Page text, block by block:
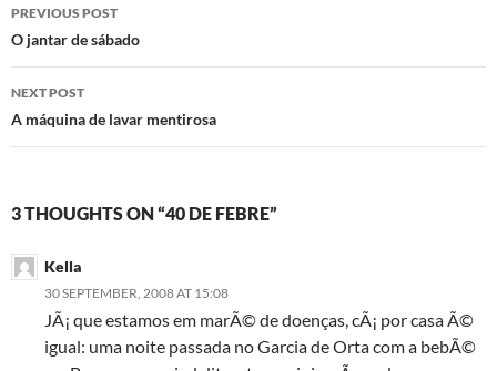
navigation
PREVIOUS POST
O jantar de sábado
NEXT POST
A máquina de lavar mentirosa
3 THOUGHTS ON “40 DE FEBRE”
Kella
30 SEPTEMBER, 2008 AT 15:08
JÃ¡ que estamos em marÃ© de doenças, cÃ¡ por casa Ã©
igual: uma noite passada no Garcia de Orta com a bebÃ©